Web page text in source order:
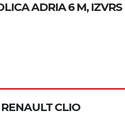
ADRIA 6 M, IZVRS
CLIO